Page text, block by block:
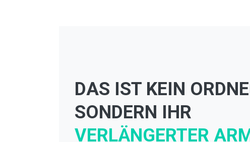
DAS IST KEIN
SONDERN IHR
VERLÄNGERTER